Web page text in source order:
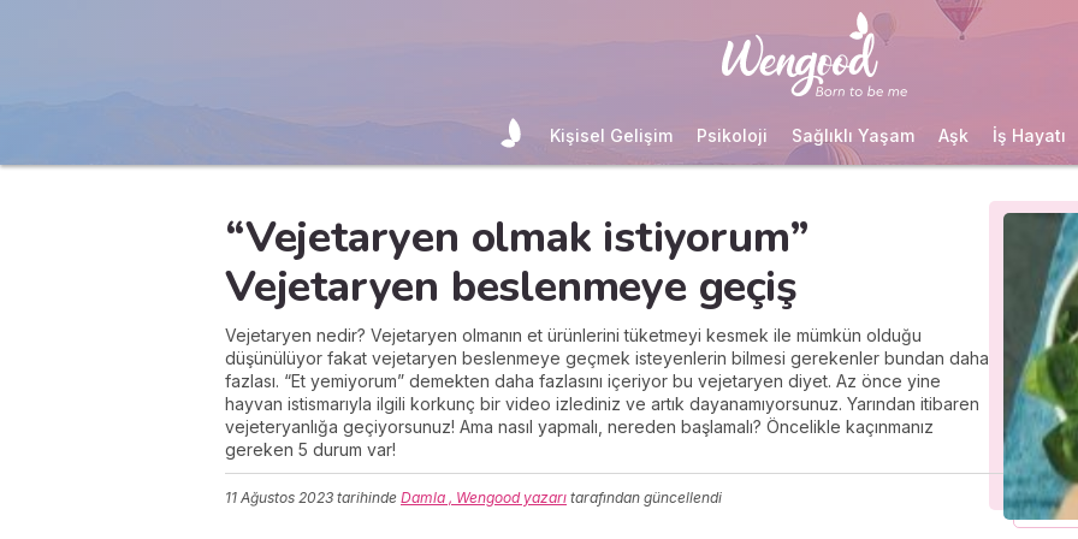
Kişisel Gelişim Psikoloji Sağlıklı Yaşam Aşk İş Hayatı
“Vejetaryen olmak istiyorum”
Vejetaryen beslenmeye geçiş
Vejetaryen nedir? Vejetaryen olmanın et ürünlerini tüketmeyi kesmek ile mümkün olduğu
düşünülüyor fakat vejetaryen beslenmeye geçmek isteyenlerin bilmesi gerekenler bundan daha
fazlası. “Et yemiyorum” demekten daha fazlasını içeriyor bu vejetaryen diyet. Az önce yine
hayvan istismarıyla ilgili korkunç bir video izlediniz ve artık dayanamıyorsunuz. Yarından itibaren
vejeteryanlığa geçiyorsunuz! Ama nasıl yapmalı, nereden başlamalı? Öncelikle kaçınmanız
gereken 5 durum var!
11 Ağustos 2023 tarihinde Damla , Wengood yazarı tarafından güncellendi